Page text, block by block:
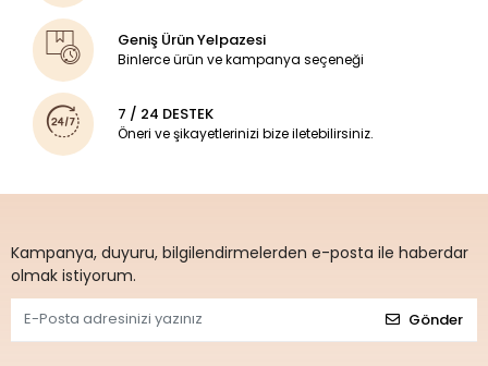
Geniş Ürün Yelpazesi
Binlerce ürün ve kampanya seçeneği
7 / 24 DESTEK
Öneri ve şikayetlerinizi bize iletebilirsiniz.
Kampanya, duyuru, bilgilendirmelerden e-posta ile haberdar
olmak istiyorum.
Gönder